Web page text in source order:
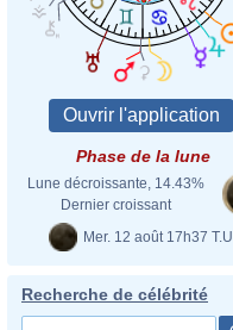
Phase de la lune
Lune décroissante, 14.43%
Dernier croissant
Mer. 12 août 17h37 T.U.
Recherche de célébrité